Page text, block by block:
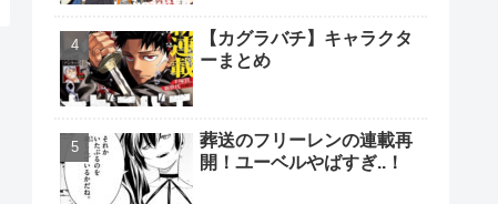
【カグラバチ】キャラクタ
ーまとめ
葬送のフリーレンの連載再
開！ユーベルやばすぎ..！